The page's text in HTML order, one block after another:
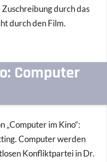
durch das
durch den Film.
Computer
„Computer im Kino“:
Computer werden
Konfliktpartei in Dr.